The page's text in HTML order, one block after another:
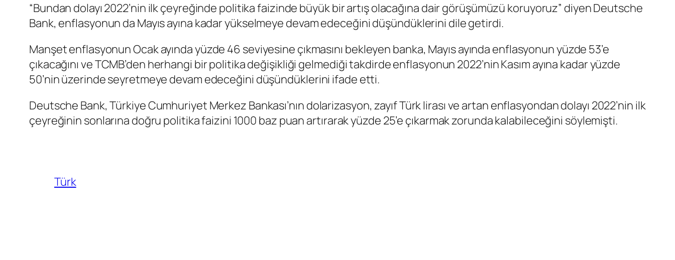
“Bundan dolayı 2022’nin ilk çeyreğinde politika faizinde büyük bir artış olacağına dair görüşümüzü koruyoruz” diyen Deutsche
Bank, enflasyonun da Mayıs ayına kadar yükselmeye devam edeceğini düşündüklerini dile getirdi.
Manşet enflasyonun Ocak ayında yüzde 46 seviyesine çıkmasını bekleyen banka, Mayıs ayında enflasyonun yüzde 53’e
çıkacağını ve TCMB’den herhangi bir politika değişikliği gelmediği takdirde enflasyonun 2022’nin Kasım ayına kadar yüzde
50’nin üzerinde seyretmeye devam edeceğini düşündüklerini ifade etti.
Deutsche Bank, Türkiye Cumhuriyet Merkez Bankası’nın dolarizasyon, zayıf Türk lirası ve artan enflasyondan dolayı 2022’nin ilk
çeyreğinin sonlarına doğru politika faizini 1000 baz puan artırarak yüzde 25’e çıkarmak zorunda kalabileceğini söylemişti.
Türk